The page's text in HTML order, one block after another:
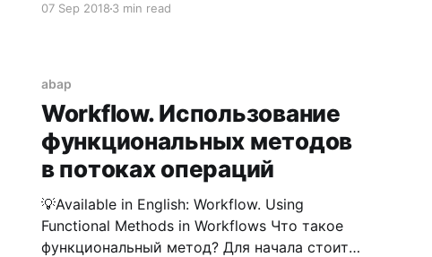
07 Sep 20183 min read
abap
Workflow. Использование
функциональных методов
в потоках операций
💡Available in English: Workflow. Using
Functional Methods in Workflows Что такое
функциональный метод? Для начала стоит